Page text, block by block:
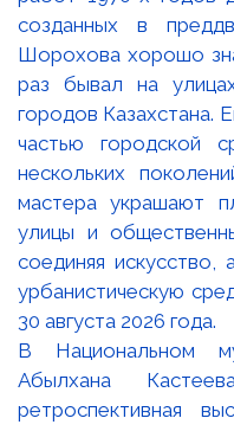
В Национальном
Абылхана
ретроспективная